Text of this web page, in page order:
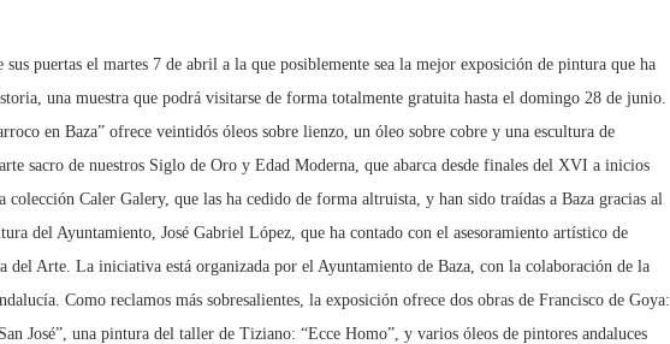
puertas el martes 7 de abril a la que posiblemente sea la mejor exposición de pintura que ha
una muestra que podrá visitarse de forma totalmente gratuita hasta el domingo 28 de junio.
en Baza” ofrece veintidós óleos sobre lienzo, un óleo sobre cobre y una escultura de
sacro de nuestros Siglo de Oro y Edad Moderna, que abarca desde finales del XVI a inicios
colección Caler Galery, que las ha cedido de forma altruista, y han sido traídas a Baza gracias al
del Ayuntamiento, José Gabriel López, que ha contado con el asesoramiento artístico de
del Arte. La iniciativa está organizada por el Ayuntamiento de Baza, con la colaboración de la
Como reclamos más sobresalientes, la exposición ofrece dos obras de Francisco de Goya:
José”, una pintura del taller de Tiziano: “Ecce Homo”, y varios óleos de pintores andaluces